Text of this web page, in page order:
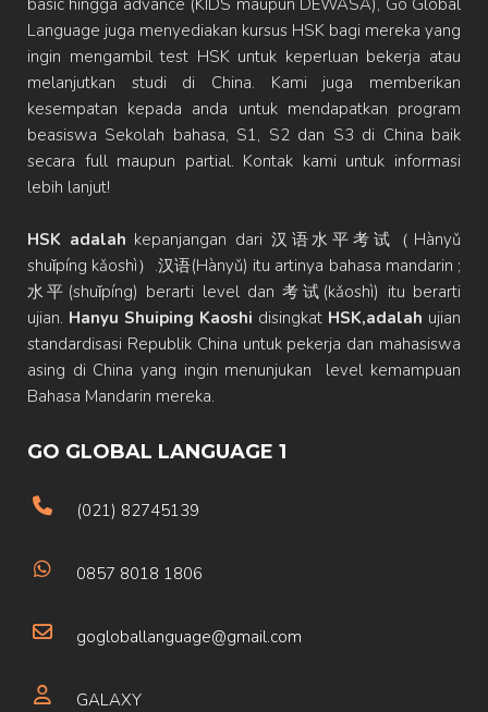
basic hingga advance (KIDS maupun DEWASA), Go Global
Language juga menyediakan kursus HSK bagi mereka yang
ingin mengambil test HSK untuk keperluan bekerja atau
melanjutkan studi di China. Kami juga memberikan
kesempatan kepada anda untuk mendapatkan program
beasiswa Sekolah bahasa, S1, S2 dan S3 di China baik
secara full maupun partial. Kontak kami untuk informasi
lebih lanjut!
HSK adalah kepanjangan dari 汉语水平考试（Hànyǔ
shuǐpíng kǎoshì）.汉语(Hànyǔ) itu artinya bahasa mandarin ;
水平(shuǐpíng) berarti level dan 考试(kǎoshì) itu berarti
ujian. Hanyu Shuiping Kaoshi disingkat HSK,adalah ujian
standardisasi Republik China untuk pekerja dan mahasiswa
asing di China yang ingin menunjukan level kemampuan
Bahasa Mandarin mereka.
GO GLOBAL LANGUAGE 1
(021) 82745139
0857 8018 1806
gogloballanguage@gmail.com
GALAXY